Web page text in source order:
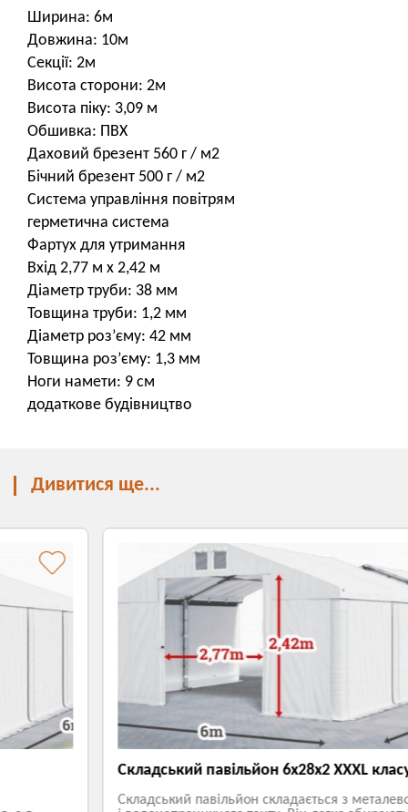
Ширина: 6м
Довжина: 10м
Секції: 2м
Висота сторони: 2м
Висота піку: 3,09 м
Обшивка: ПВХ
Даховий брезент 560 г / м2
Бічний брезент 500 г / м2
Система управління повітрям
герметична система
Фартух для утримання
Вхід 2,77 м x 2,42 м
Діаметр труби: 38 мм
Товщина труби: 1,2 мм
Діаметр роз’єму: 42 мм
Товщина роз’єму: 1,3 мм
Ноги намети: 9 см
додаткове будівництво
Дивитися ще...
Складський павільйон 6х28х2 ХХХL класу
Складський павільйон складається з металевого каркаса